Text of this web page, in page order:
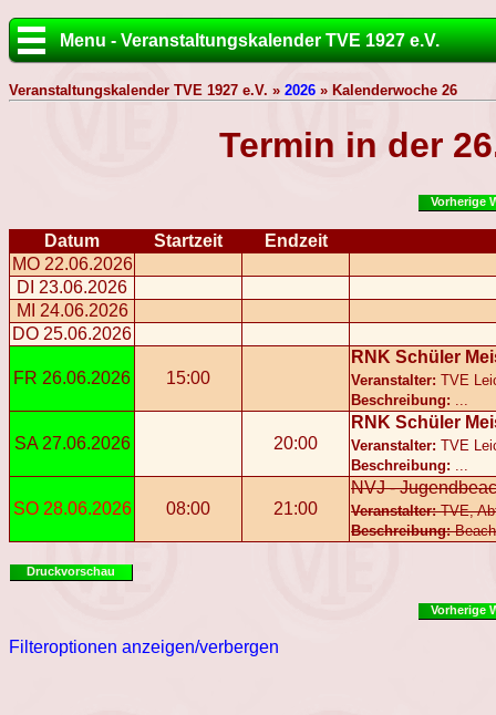
Menu - Veranstaltungskalender TVE 1927 e.V.
Veranstaltungskalender TVE 1927 e.V. » 2026 » Kalenderwoche 26
Termin in der
Vorherige
Datum Startzeit
Endzeit
MO 22.06.2026
DI 23.06.2026
MI 24.06.2026
DO 25.06.2026
FR 26.06.2026 15:00
RNK Schüler
Veranstalter: TVE
Beschreibung:
SA 27.06.2026 20:00
RNK Schüler
Veranstalter: TVE
Beschreibung:
SO 28.06.2026 08:00 21:00
NVJ -
Veranstalter:TVE,
Beschreibung:
Druckvorschau
Vorherige
Filteroptionen anzeigen/verbergen